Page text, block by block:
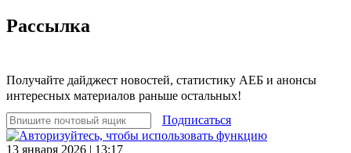
Рассылка
Получайте дайджест новостей, статистику АЕБ и анонсы
интересных материалов раньше остальных!
Подписаться
13 января 2026 | 13:17